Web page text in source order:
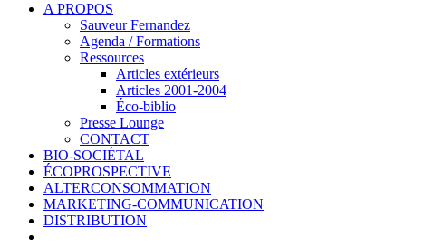
A PROPOS
Sauveur Fernandez
Agenda / Formations
Ressources
Articles extérieurs
Articles 2001-2004
Éco-biblio
Presse Lounge
CONTACT
BIO-SOCIÉTAL
ÉCOPROSPECTIVE
ALTERCONSOMMATION
MARKETING-COMMUNICATION
DISTRIBUTION